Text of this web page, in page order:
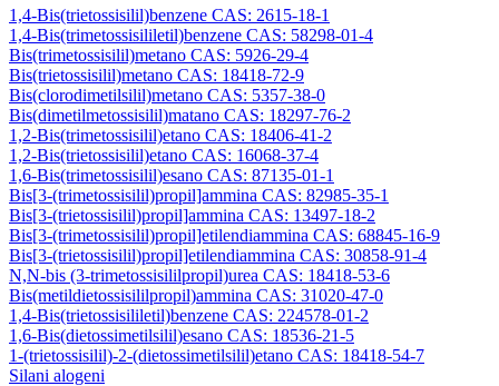
1,4-Bis(trietossisilil)benzene CAS: 2615-18-1
1,4-Bis(trimetossisililetil)benzene CAS: 58298-01-4
Bis(trimetossisilil)metano CAS: 5926-29-4
Bis(trietossisilil)metano CAS: 18418-72-9
Bis(clorodimetilsilil)metano CAS: 5357-38-0
Bis(dimetilmetossisilil)matano CAS: 18297-76-2
1,2-Bis(trimetossisilil)etano CAS: 18406-41-2
1,2-Bis(trietossisilil)etano CAS: 16068-37-4
1,6-Bis(trimetossisilil)esano CAS: 87135-01-1
Bis[3-(trimetossisilil)propil]ammina CAS: 82985-35-1
Bis[3-(trietossisilil)propil]ammina CAS: 13497-18-2
Bis[3-(trimetossisilil)propil]etilendiammina CAS: 68845-16-9
Bis[3-(trietossisilil)propil]etilendiammina CAS: 30858-91-4
N,N-bis (3-trimetossisililpropil)urea CAS: 18418-53-6
Bis(metildietossisililpropil)ammina CAS: 31020-47-0
1,4-Bis(trietossisililetil)benzene CAS: 224578-01-2
1,6-Bis(dietossimetilsilil)esano CAS: 18536-21-5
1-(trietossisilil)-2-(dietossimetilsilil)etano CAS: 18418-54-7
Silani alogeni